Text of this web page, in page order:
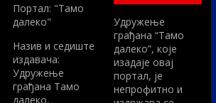
Портал: "Тамо
далеко"
Назив и седиште
издавача:
Удружење
грађана Тамо
далеко,
Удружење
грађана “Тамо
далеко”, које
изадаје овај
портал, је
непрофитно и